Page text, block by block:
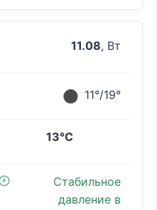
11.08, Вт
11°/19°
13°C
Стабильное
давление в